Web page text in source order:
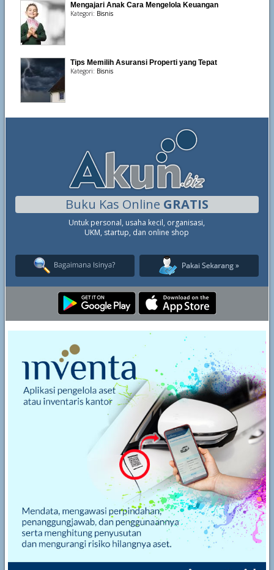
Mengajari Anak Cara Mengelola Keuangan
Kategori: Bisnis
Tips Memilih Asuransi Properti yang Tepat
Kategori: Bisnis
Buku Kas Online GRATIS
Untuk personal, usaha kecil, organisasi,
UKM, startup, dan online shop